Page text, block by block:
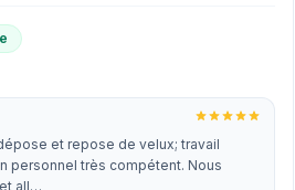
et repose de velux; travail
personnel très compétent. Nous
all…